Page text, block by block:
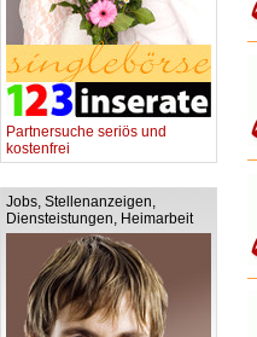
Partnersuche seriös und
kostenfrei
Jobs, Stellenanzeigen,
Diensteistungen, Heimarbeit